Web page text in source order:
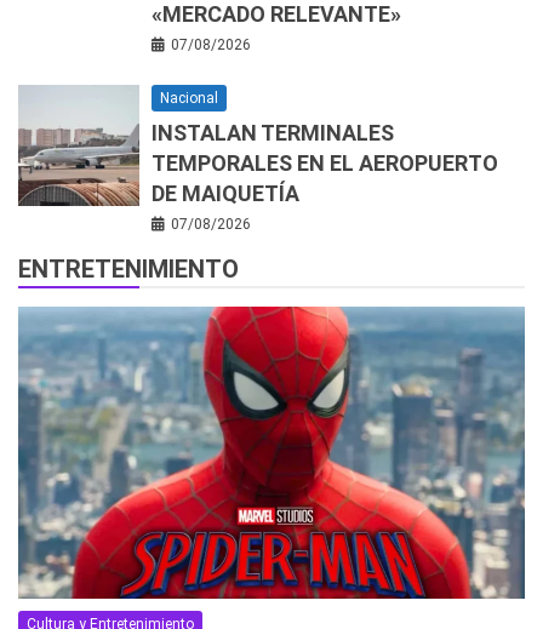
«MERCADO RELEVANTE»
07/08/2026
Nacional
INSTALAN TERMINALES
TEMPORALES EN EL AEROPUERTO
DE MAIQUETÍA
07/08/2026
ENTRETENIMIENTO
Cultura y Entretenimiento